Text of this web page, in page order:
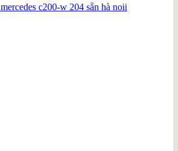
mercedes c200-w 204 sẵn hà noii